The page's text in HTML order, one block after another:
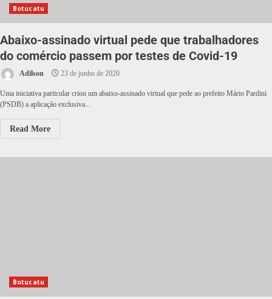
Botucatu
Abaixo-assinado virtual pede que trabalhadores
do comércio passem por testes de Covid-19
Adilson 23 de junho de 2020
Uma iniciativa particular criou um abaixo-assinado virtual que pede ao prefeito Mário Pardini
(PSDB) a aplicação exclusiva...
Read More
Botucatu